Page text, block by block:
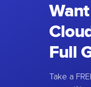
Full
Take a